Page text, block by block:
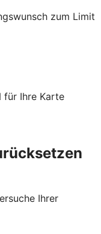
zum Limit
für Ihre Karte
Ihrer